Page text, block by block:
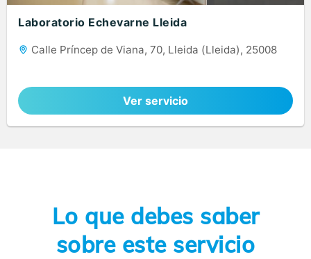
Laboratorio Echevarne Lleida
Calle Príncep de Viana, 70, Lleida (Lleida), 25008
Ver servicio
Lo que debes saber
sobre este servicio